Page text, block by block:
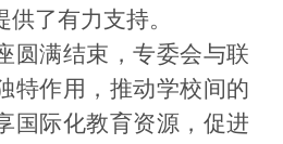
了有力支持。
圆满结束，专委会与联
特作用，推动学校间的
国际化教育资源，促进